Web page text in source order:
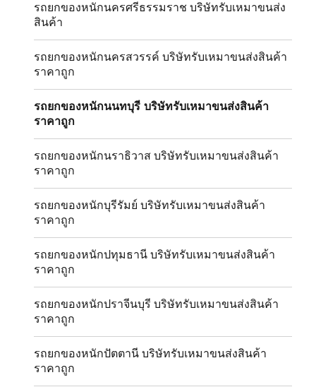
รถยกของหนักนครศรีธรรมราช บริษัทรับเหมาขนส่ง
สินค้า
รถยกของหนักนครสวรรค์ บริษัทรับเหมาขนส่งสินค้า
ราคาถูก
รถยกของหนักนนทบุรี บริษัทรับเหมาขนส่งสินค้า
ราคาถูก
รถยกของหนักนราธิวาส บริษัทรับเหมาขนส่งสินค้า
ราคาถูก
รถยกของหนักบุรีรัมย์ บริษัทรับเหมาขนส่งสินค้า
ราคาถูก
รถยกของหนักปทุมธานี บริษัทรับเหมาขนส่งสินค้า
ราคาถูก
รถยกของหนักปราจีนบุรี บริษัทรับเหมาขนส่งสินค้า
ราคาถูก
รถยกของหนักปัตตานี บริษัทรับเหมาขนส่งสินค้า
ราคาถูก